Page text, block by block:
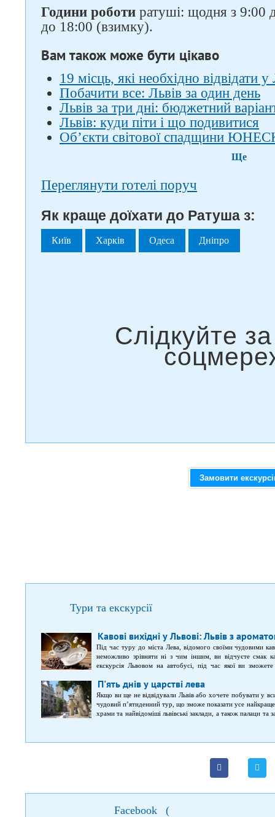
Години роботи ратуші: щодня з 9:00
до 18:00 (взимку).
Вам також може бути цікаво
19 місць, які необхідно відвідати у
Побачити все: Львів за один день
Львів за три дні: бюджетний
Львів: куди піти і що подивитися
Об’єкти світової спадщини
Ще
Переглянути готелі поруч
Як краще доїхати до Ратуша з:
Київ Харків Одеса Дніпро
Замовити
Тури та екскурсії
Кавові вихідні у Львові: Львів з
Під час туру до міста Лева, відомого своїми чудовими
неможливо зрівняти ні з чим іншим, ви відчуєте смак
екскурсія Львовом на автобусі, під час якої ви
небом; відвідання Високого Замку, звідки можна
екскурсійна програма, присвячена незабутньому
відвідування Львівського Оперного театру.
П'ять днів у царстві лева
Якщо ви ще не відвідували Львів або хочете побувати у
чудовий п’ятиденний тур, що зможе показати усе
храми та найвідоміші львівські заклади, а також палаци
відвідуванням музеїв; автобусна екскурсія
Facebook (